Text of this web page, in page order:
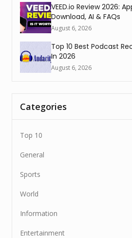
VEED.io Review 2026:
Download, AI & FAQs
August 6, 2026
Top 10 Best Podcast
In 2026
August 6, 2026
Categories
Top 10
General
Sports
World
Information
Entertainment